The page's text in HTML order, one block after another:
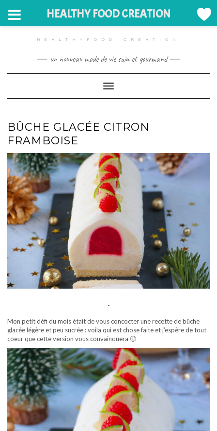
HEALTHYFOOD_CREATION
un nouveau mode de vie sain et gourmand
Toggle Navigation
BÛCHE GLACÉE CITRON
FRAMBOISE
-
Mon petit défi du mois était de vous concocter une recette de bûche
glacée légère et peu sucrée : voila qui est chose faite et j’espère de tout
coeur que cette version vous convainquera 🙂
HEALTHY FOOD CREATION